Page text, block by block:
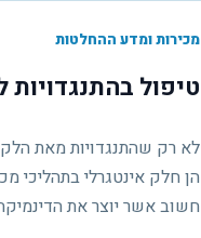
מכירות ומדע ההחלטות
טיפול
לא רק שהתנגדויות מאת
הן חלק אינטגרלי בתהליכי
חשוב אשר יוצר את